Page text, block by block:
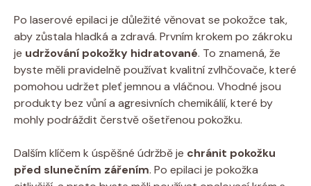
Po laserové epilaci je důležité věnovat se pokožce tak,
aby zůstala hladká a zdravá. Prvním krokem po zákroku
je udržování pokožky hidratované. To znamená, že
byste měli pravidelně používat kvalitní zvlhčovače, které
pomohou udržet pleť jemnou a vláčnou. Vhodné jsou
produkty bez vůní a agresivních chemikálií, které by
mohly podráždit čerstvě ošetřenou pokožku.
Dalším klíčem k úspěšné údržbě je chránit pokožku
před slunečním zářením. Po epilaci je pokožka